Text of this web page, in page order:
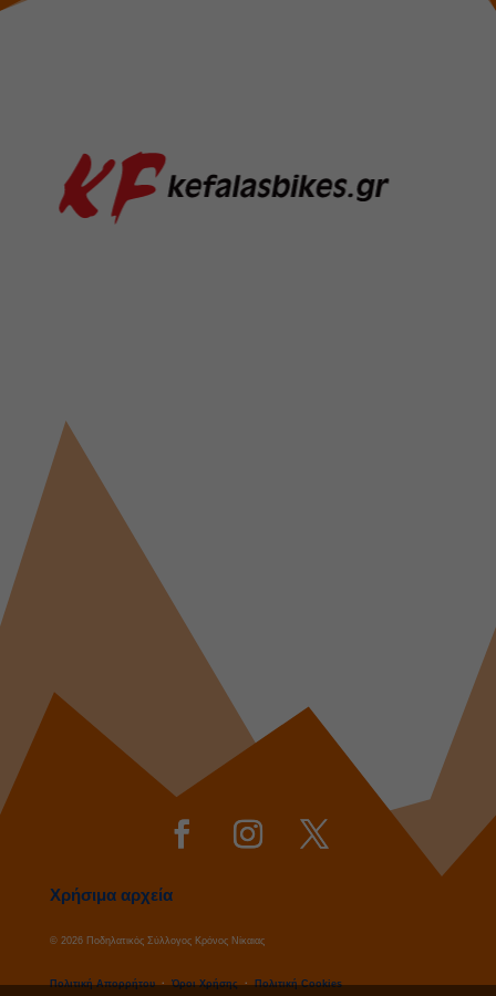
Χρήσιμα αρχεία
© 2026 Ποδηλατικός Σύλλογος Κρόνος Νίκαιας
Πολιτική Απορρήτου·Όροι Χρήσης·Πολιτική Cookies